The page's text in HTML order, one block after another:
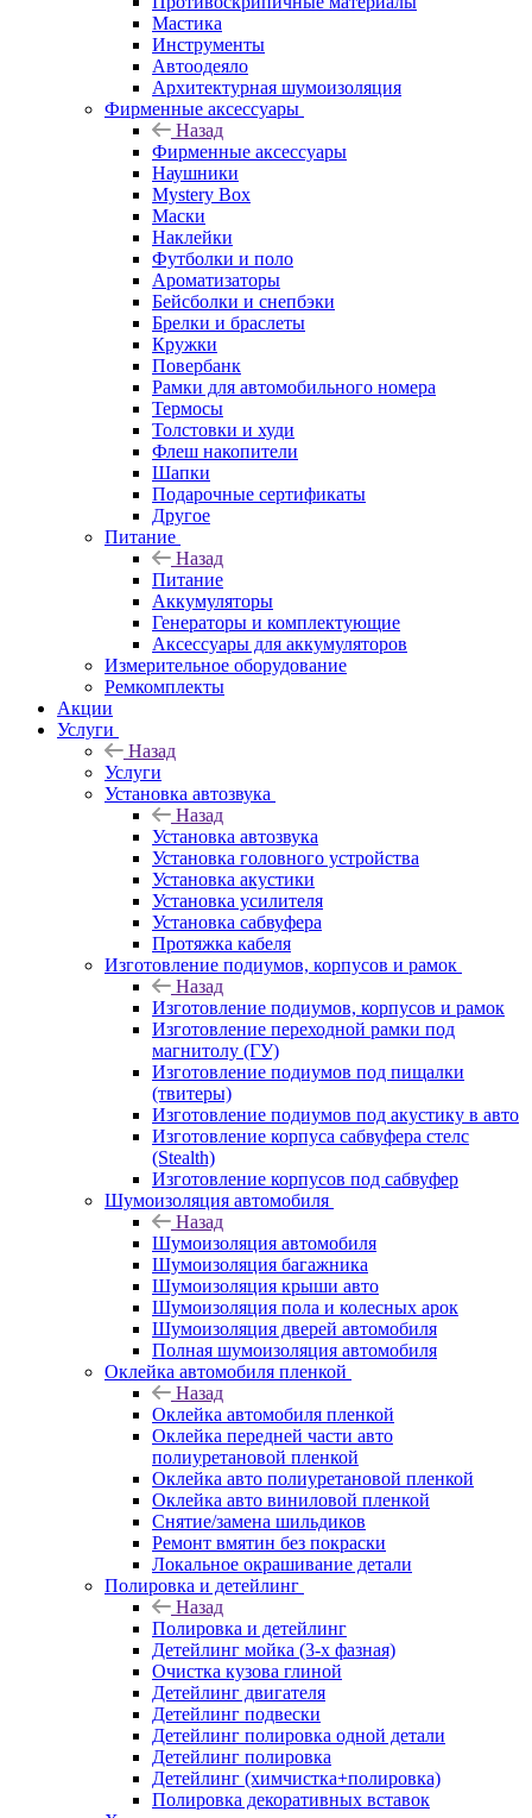
Мастика
Инструменты
Автоодеяло
Архитектурная шумоизоляция
Фирменные аксессуары
Назад
Фирменные аксессуары
Наушники
Mystery Box
Маски
Наклейки
Футболки и поло
Ароматизаторы
Бейсболки и снепбэки
Брелки и браслеты
Кружки
Повербанк
Рамки для автомобильного номера
Термосы
Толстовки и худи
Флеш накопители
Шапки
Подарочные сертификаты
Другое
Питание
Назад
Питание
Аккумуляторы
Генераторы и комплектующие
Аксессуары для аккумуляторов
Измерительное оборудование
Ремкомплекты
Акции
Услуги
Назад
Услуги
Установка автозвука
Назад
Установка автозвука
Установка головного устройства
Установка акустики
Установка усилителя
Установка сабвуфера
Протяжка кабеля
Изготовление подиумов, корпусов и рамок
Назад
Изготовление подиумов, корпусов и рамок
Изготовление переходной рамки под
магнитолу (ГУ)
Изготовление подиумов под пищалки
(твитеры)
Изготовление подиумов под акустику в авто
Изготовление корпуса сабвуфера стелс
(Stealth)
Изготовление корпусов под сабвуфер
Шумоизоляция автомобиля
Назад
Шумоизоляция автомобиля
Шумоизоляция багажника
Шумоизоляция крыши авто
Шумоизоляция пола и колесных арок
Шумоизоляция дверей автомобиля
Полная шумоизоляция автомобиля
Оклейка автомобиля пленкой
Назад
Оклейка автомобиля пленкой
Оклейка передней части авто
полиуретановой пленкой
Оклейка авто полиуретановой пленкой
Оклейка авто виниловой пленкой
Снятие/замена шильдиков
Ремонт вмятин без покраски
Локальное окрашивание детали
Полировка и детейлинг
Назад
Полировка и детейлинг
Детейлинг мойка (3-х фазная)
Очистка кузова глиной
Детейлинг двигателя
Детейлинг подвески
Детейлинг полировка одной детали
Детейлинг полировка
Детейлинг (химчистка+полировка)
Полировка декоративных вставок